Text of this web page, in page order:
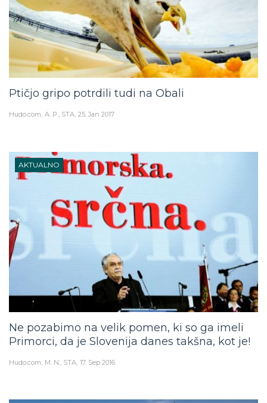
Ptičjo gripo potrdili tudi na Obali
Hudo.com A. P., STA 25. Jan 2017
AKTUALNO
Ne pozabimo na velik pomen, ki so ga imeli
Primorci, da je Slovenija danes takšna, kot je!
Hudo.com M. N., STA 17. Sep 2016